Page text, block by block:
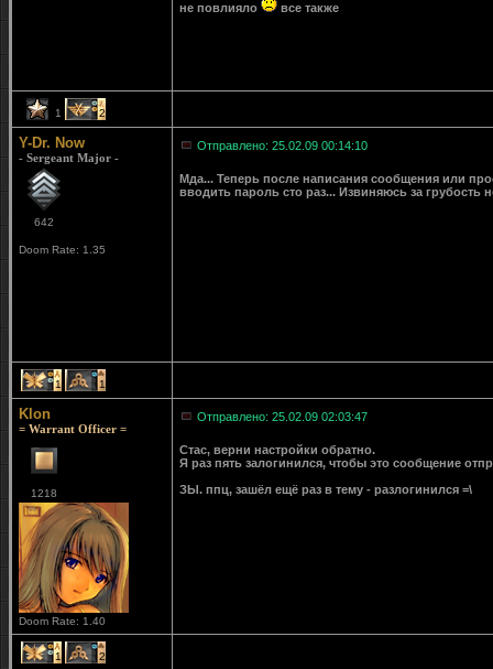
не повлияло все также
1 2
Y-Dr. Now
- Sergeant Major -
642
Doom Rate: 1.35
Отправлено: 25.02.09 00:14:10
Мда... Теперь после написания сообщения или
вводить пароль сто раз... Извиняюсь за грубость
1 1
Klon
= Warrant Officer =
1218
Doom Rate: 1.40
Отправлено: 25.02.09 02:03:47
Стас, верни настройки обратно.
Я раз пять залогинился, чтобы это сообщение
ЗЫ. ппц, зашёл ещё раз в тему - разлогинился =\
1 2